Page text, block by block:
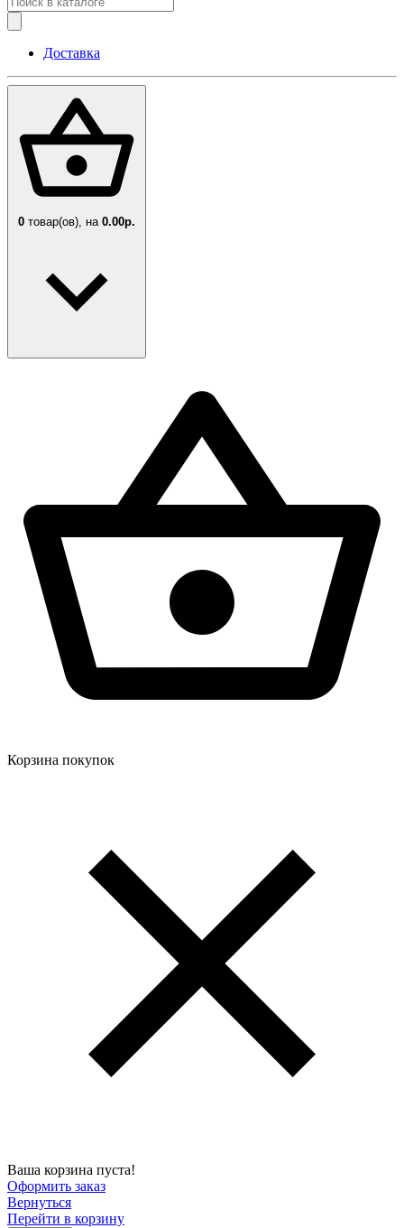
Доставка
0 товар(ов), на 0.00р.
Корзина покупок
Ваша корзина пуста!
Оформить заказ
Вернуться
Перейти в корзину